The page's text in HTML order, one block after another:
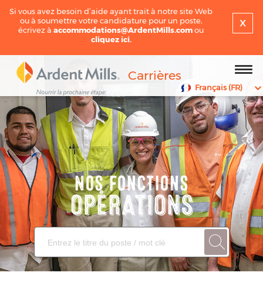
Si vous avez besoin d’aide ayant trait à notre site Web
ou à soumettre votre candidature pour un poste,
écrivez àaccommodations@ArdentMills.comou
cliquez ici.
x
Carrières
Français (FR)
Nos Fonctions
OPÉRATIONS